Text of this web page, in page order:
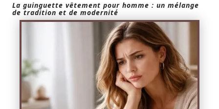
La guinguette vêtement pour homme : un mélange
de tradition et de modernité